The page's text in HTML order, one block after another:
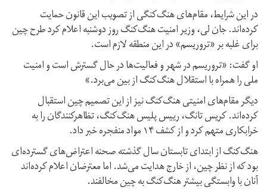
در این شرایط، مقام‌های هنگ‌کنگی از تصویب این قانون حمایت
کرده‌اند. جان لی، وزیر امنیت هنگ‌کنگ روز دوشنبه اعلام کرد طرح چین
برای غلبه بر «تروریسم» در این منطقه لازم است.
او گفت: «تروریسم در شهر و فعالیت‌ها در حال گسترش است و امنیت
ملی را همراه با استقلال هنگ‌کنگ از بین می‌برد.»
دیگر مقام‌های امنیتی هنگ‌کنگ نیز از این تصمیم چین استقبال
کرده‌اند. کریس تانگ، رییس پلیس هنگ‌کنگ، تظاهرکنندگان را به
خرابکاری متهم کرد و از کشف ۱۴ مواد منفجره خبر داد.
هنگ‌کنگ از ابتدای تابستان سال گذشته صحنه اعتراض‌های گسترده‌ای
بود که از نظر چین، از خارج هدایت می‌شد. اما معترضان اعلام کرده‌اند
آنان با وابستگی بیشتر هنگ‌کنگ به چین مخالفند.